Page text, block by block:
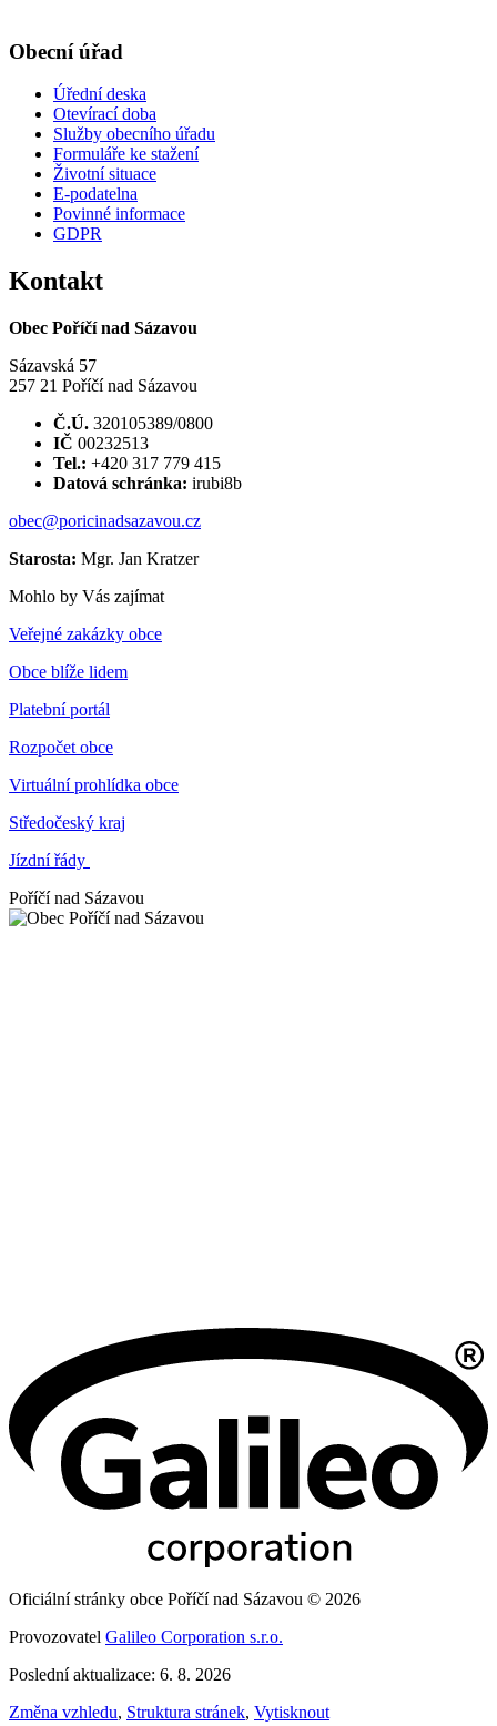
Obecní úřad
Úřední deska
Otevírací doba
Služby obecního úřadu
Formuláře ke stažení
Životní situace
E-podatelna
Povinné informace
GDPR
Kontakt
Obec Poříčí nad Sázavou
Sázavská 57
257 21 Poříčí nad Sázavou
Č.Ú. 320105389/0800
IČ 00232513
Tel.: +420 317 779 415
Datová schránka: irubi8b
obec@poricinadsazavou.cz
Starosta: Mgr. Jan Kratzer
Mohlo by Vás zajímat
Veřejné zakázky obce
Obce blíže lidem
Platební portál
Rozpočet obce
Virtuální prohlídka obce
Středočeský kraj
Jízdní řády
Poříčí nad Sázavou
Oficiální stránky obce Poříčí nad Sázavou © 2026
Provozovatel Galileo Corporation s.r.o.
Poslední aktualizace: 6. 8. 2026
Změna vzhledu, Struktura stránek, Vytisknout